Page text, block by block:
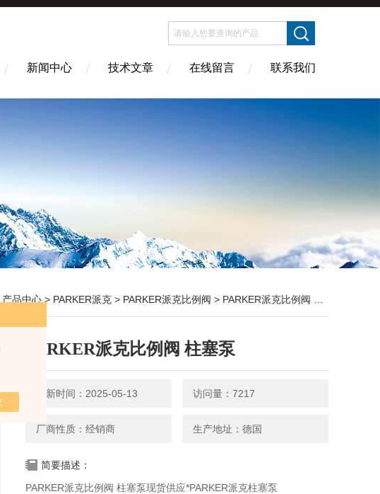
新闻中心 技术文章 在线留言 联系我们
产品中心 > PARKER派克 > PARKER派克比例阀 > PARKER派克比例阀 柱塞泵
PARKER派克比例阀 柱塞泵
更新时间：2025-05-13 访问量：7217
厂商性质：经销商 生产地址：德国
简要描述：
PARKER派克比例阀 柱塞泵现货供应*PARKER派克柱塞泵